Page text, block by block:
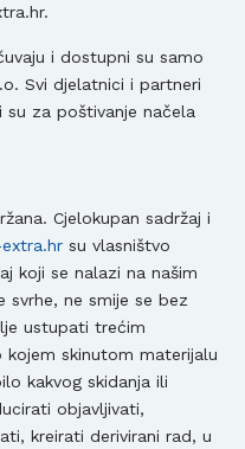
i dostupni su samo
Svi djelatnici i partneri
za poštivanje načela
Cjelokupan sadržaj i
su vlasništvo
koji se nalazi na našim
svrhe, ne smije se bez
ustupati trećim
kojem skinutom materijalu
kakvog skidanja ili
objavljivati,
kreirati derivirani rad, u